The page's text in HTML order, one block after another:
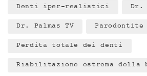
Denti iper-realistici Dr.
Dr. Palmas TV Parodontite
Perdita totale dei denti
Riabilitazione estrema della